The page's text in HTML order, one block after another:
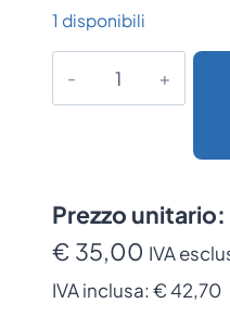
1 disponibili
Eliminacode
190
con
Nastro
Rosso
Prezzo unitario:
€ 35,00 IVA
IVA inclusa: € 42,70